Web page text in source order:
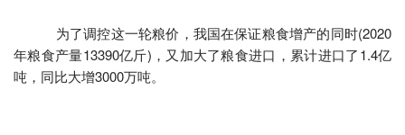
为了调控这一轮粮价，我国在保证粮食增产的同时(2020
年粮食产量13390亿斤)，又加大了粮食进口，累计进口了1.4亿
吨，同比大增3000万吨。